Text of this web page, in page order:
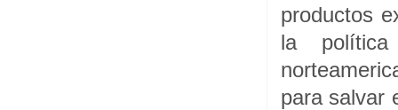
productos
la
para salvar